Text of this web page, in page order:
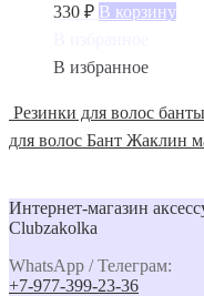
330 ₽ В корзину
В избранное
Резинки для волос
для волос Бант Жаклин
Интернет-магазин
Clubzakolka
WhatsApp / Телеграм:
+7-977-399-23-36